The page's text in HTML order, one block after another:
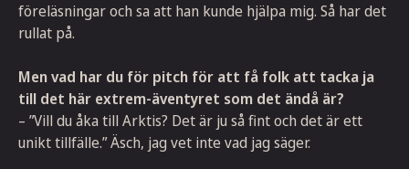
föreläsningar och sa att han kunde hjälpa mig. Så har det
rullat på.
Men vad har du för pitch för att få folk att tacka ja
till det här extrem-äventyret som det ändå är?
– ”Vill du åka till Arktis? Det är ju så fint och det är ett
unikt tillfälle.” Äsch, jag vet inte vad jag säger.